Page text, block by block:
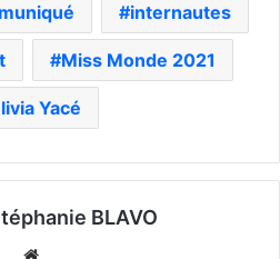
internautes
Miss Monde 2021
Yacé
BLAVO